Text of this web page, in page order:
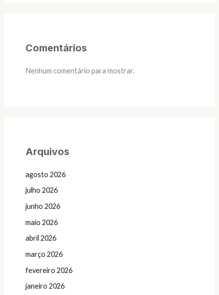
Comentários
Nenhum comentário para mostrar.
Arquivos
agosto 2026
julho 2026
junho 2026
maio 2026
abril 2026
março 2026
fevereiro 2026
janeiro 2026